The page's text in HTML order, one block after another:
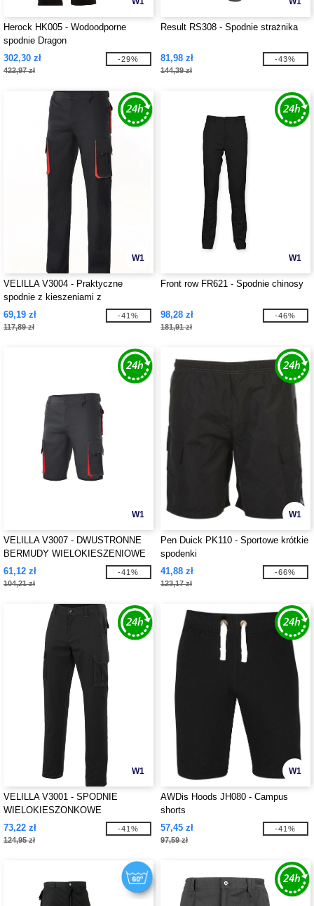
Herock HK005 - Wodoodporne
spodnie Dragon
302,30 zł
422,97 zł
-29%
Result RS308 - Spodnie strażnika
81,98 zł
144,39 zł
-43%
W1
VELILLA V3004 - Praktyczne
spodnie z kieszeniami z
kontrastowym akcentem
69,19 zł
117,89 zł
-41%
W1
Front row FR621 - Spodnie chinosy
98,28 zł
181,91 zł
-46%
W1
VELILLA V3007 - DWUSTRONNE
BERMUDY WIELOKIESZENIOWE
61,12 zł
104,21 zł
-41%
W1
Pen Duick PK110 - Sportowe krótkie
spodenki
41,88 zł
123,17 zł
-66%
W1
VELILLA V3001 - SPODNIE
WIELOKIESZONKOWE
73,22 zł
124,95 zł
-41%
W1
AWDis Hoods JH080 - Campus
shorts
57,45 zł
97,59 zł
-41%